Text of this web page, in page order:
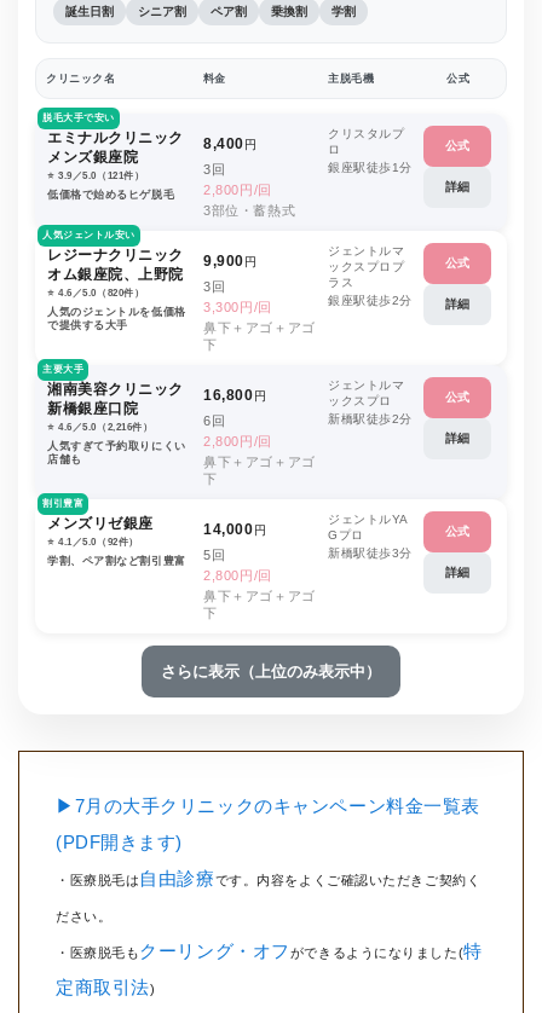
誕生日割 シニア割 ペア割 乗換割 学割
クリニック名 料金 主脱毛機 公式
脱毛大手で安い
エミナルクリニック
メンズ銀座院
⭐️ 3.9／5.0（121件）
低価格で始めるヒゲ脱毛
8,400円
3回
2,800円/回
3部位・蓄熱式
クリスタルプ
ロ
銀座駅徒歩1分
公式
詳細
人気ジェントル安い
レジーナクリニック
オム銀座院、上野院
⭐️ 4.6／5.0（820件）
人気のジェントルを低価格
で提供する大手
9,900円
3回
3,300円/回
鼻下＋アゴ＋アゴ
下
ジェントルマ
ックスプロプ
ラス
銀座駅徒歩2分
公式
詳細
主要大手
湘南美容クリニック
新橋銀座口院
⭐️ 4.6／5.0（2,216件）
人気すぎて予約取りにくい
店舗も
16,800円
6回
2,800円/回
鼻下＋アゴ＋アゴ
下
ジェントルマ
ックスプロ
新橋駅徒歩2分
公式
詳細
割引豊富
メンズリゼ銀座
⭐️ 4.1／5.0（92件）
学割、ペア割など割引豊富
14,000円
5回
2,800円/回
鼻下＋アゴ＋アゴ
下
ジェントルYA
Gプロ
新橋駅徒歩3分
公式
詳細
さらに表示（上位のみ表示中）
▶7月の大手クリニックのキャンペーン料金一覧表
(PDF開きます)
・医療脱毛は 自由診療です。内容をよくご確認いただきご契約く
ださい。
・医療脱毛も クーリング・オフ ができるようになりました(特
定商取引法)